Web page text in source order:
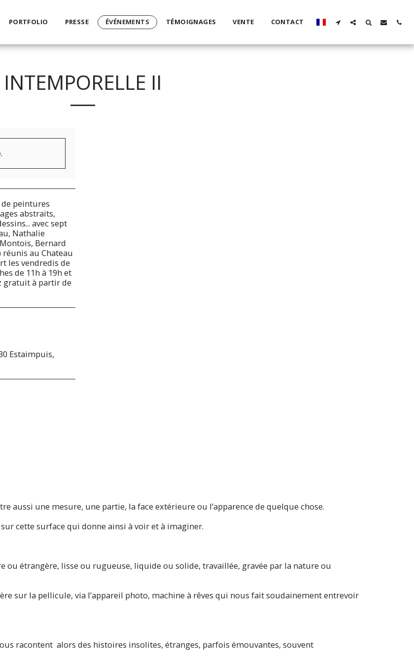
PORTFOLIO PRESSE ÉVÉNEMENTS TÉMOIGNAGES VENTE CONTACT
INTEMPORELLE II
peintures
abstraits,
avec sept
Nathalie
Bernard
au Chateau
les vendredis de
de 11h à 19h et
gratuit à partir de
Estaimpuis,
aussi une mesure, une partie, la face extérieure ou l’apparence de quelque chose.
cette surface qui donne ainsi à voir et à imaginer.
ou étrangère, lisse ou rugueuse, liquide ou solide, travaillée, gravée par la nature ou
sur la pellicule, via l’appareil photo, machine à rêves qui nous fait soudainement entrevoir
racontent alors des histoires insolites, étranges, parfois émouvantes, souvent